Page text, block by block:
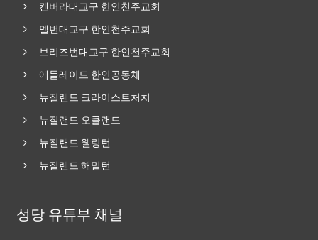
캔버라대교구 한인천주교회
멜번대교구 한인천주교회
브리즈번대교구 한인천주교회
애들레이드 한인공동체
뉴질랜드 크라이스트처치
뉴질랜드 오클랜드
뉴질랜드 웰링턴
뉴질랜드 해밀턴
성당 유튜부 채널